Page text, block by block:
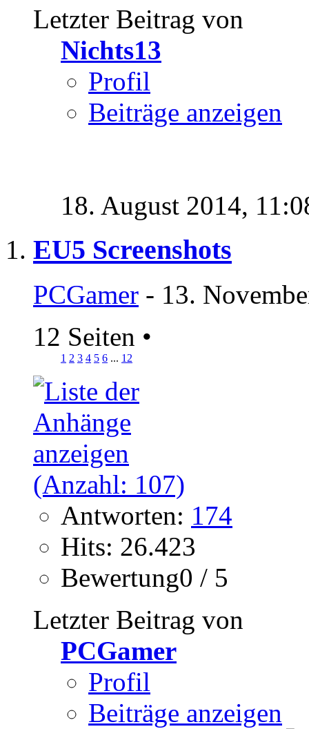
Letzter Beitrag von
Nichts13
Profil
Beiträge anzeigen
18. August 2014,
EU5 Screenshots
PCGamer - 13.
12 Seiten •
1 2 3 4 5 6 ... 12
Antworten: 174
Hits: 26.423
Bewertung0 / 5
Letzter Beitrag von
PCGamer
Profil
Beiträge anzeigen